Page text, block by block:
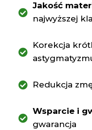
Jakość
najwyższej
Korekcja
Redukcja
Wsparcie i
gwarancja